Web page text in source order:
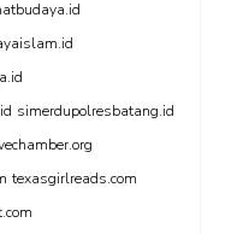
simerdupolresbatang.id
texasgirlreads.com